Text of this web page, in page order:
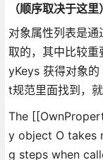
（顺序取决于这里）
对象属性列表是
取的，其中比较
yKeys 获得对象
t规范里面找到，
The
y object O takes
g steps when